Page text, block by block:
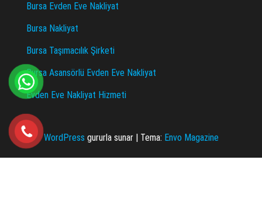
Bursa Evden Eve Nakliyat
Bursa Nakliyat
Bursa Taşımacılık Şirketi
Bursa Asansörlü Evden Eve Nakliyat
Evden Eve Nakliyat Hizmeti
WordPress gururla sunar | Tema: Envo Magazine